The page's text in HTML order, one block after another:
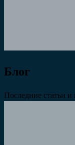
Блог
Последние статьи